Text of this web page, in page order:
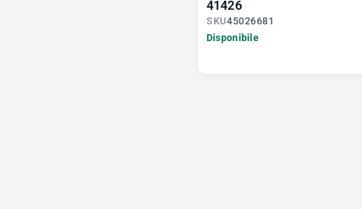
41426
SKU45026681
Disponibile